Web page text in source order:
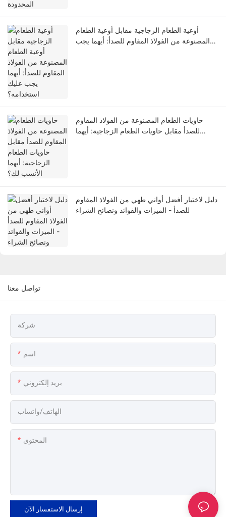
أوعية الطعام الزجاجية مقابل أوعية الطعام
المصنوعة من الفولاذ المقاوم للصدأ: أيهما يجب
حاويات الطعام المصنوعة من الفولاذ المقاوم
للصدأ مقابل حاويات الطعام الزجاجية: أيهما
دليل لاختيار أفضل أواني طهي من الفولاذ المقاوم
للصدأ - الميزات والفوائد ونصائح الشراء
تواصل معنا
شركة
اسم
بريد إلكتروني
الهاتف/واتساب
المحتوى
إرسال الاستفسار الآن